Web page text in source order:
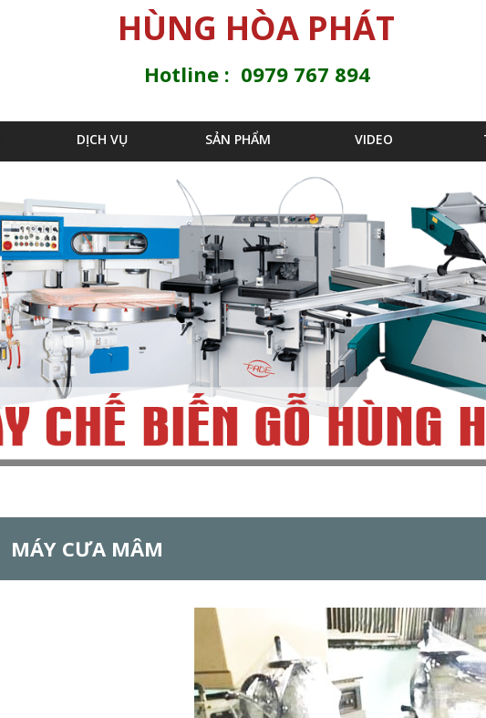
Jump to navigation
HÙNG HÒA PHÁT
Hotline : 0979 767 894
DỊCH VỤ SẢN PHẨM VIDEO
MÁY CƯA MÂM